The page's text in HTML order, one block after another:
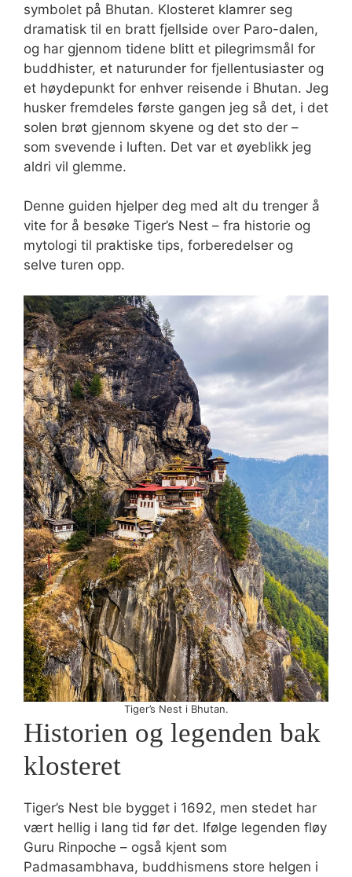
symbolet på Bhutan. Klosteret klamrer seg
dramatisk til en bratt fjellside over Paro-dalen,
og har gjennom tidene blitt et pilegrimsmål for
buddhister, et naturunder for fjellentusiaster og
et høydepunkt for enhver reisende i Bhutan. Jeg
husker fremdeles første gangen jeg så det, i det
solen brøt gjennom skyene og det sto der –
som svevende i luften. Det var et øyeblikk jeg
aldri vil glemme.
Denne guiden hjelper deg med alt du trenger å
vite for å besøke Tiger’s Nest – fra historie og
mytologi til praktiske tips, forberedelser og
selve turen opp.
Tiger’s Nest i Bhutan.
Historien og legenden bak
klosteret
Tiger’s Nest ble bygget i 1692, men stedet har
vært hellig i lang tid før det. Ifølge legenden fløy
Guru Rinpoche – også kjent som
Padmasambhava, buddhismens store helgen i